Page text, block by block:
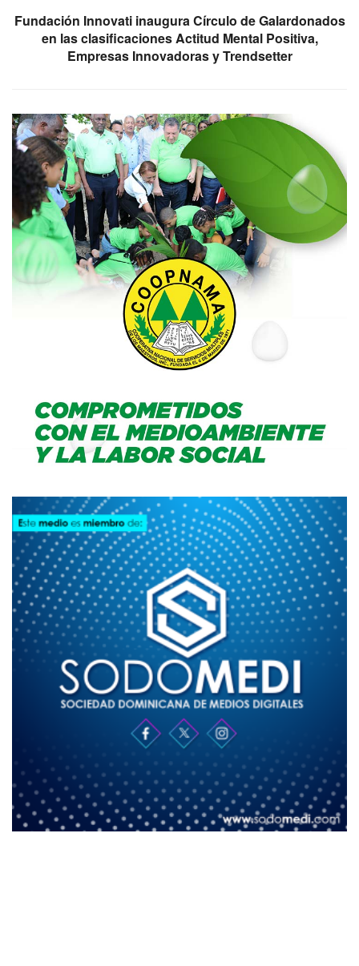
Fundación Innovati inaugura Círculo de Galardonados
en las clasificaciones Actitud Mental Positiva,
Empresas Innovadoras y Trendsetter